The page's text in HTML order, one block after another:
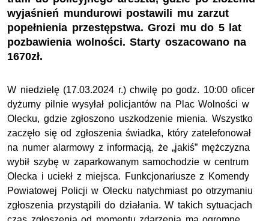
wyjaśnień mundurowi postawili mu zarzut
popełnienia przestępstwa. Grozi mu do 5 lat
pozbawienia wolności. Starty oszacowano na
1670zł.
W niedzielę (17.03.2024 r.) chwilę po godz. 10:00 oficer
dyżurny pilnie wysyłał policjantów na Plac Wolności w
Olecku, gdzie zgłoszono uszkodzenie mienia. Wszystko
zaczęło się od zgłoszenia świadka, który zatelefonował
na numer alarmowy z informacją, że „jakiś” mężczyzna
wybił szybę w zaparkowanym samochodzie w centrum
Olecka i uciekł z miejsca. Funkcjonariusze z Komendy
Powiatowej Policji w Olecku natychmiast po otrzymaniu
zgłoszenia przystąpili do działania. W takich sytuacjach